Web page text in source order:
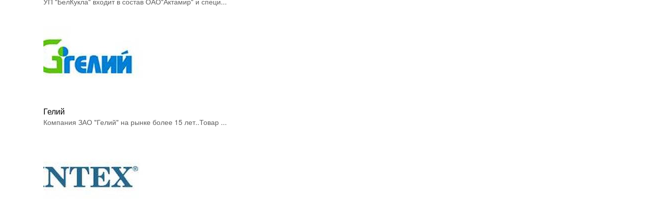
Гелий
Компания ЗАО "Гелий" на рынке более 15 лет..Товар ...